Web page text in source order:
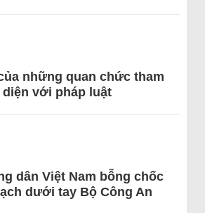
những quan chức tham
với pháp luật
dân Việt Nam bỗng chốc
dưới tay Bộ Công An